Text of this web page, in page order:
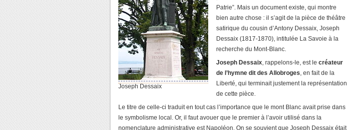
Joseph Dessaix
Patrie”. Mais un document existe, qui montre
bien autre chose : il s’agit de la pièce de théâtre
satirique du cousin d’Antony Dessaix, Joseph
Dessaix (1817-1870), intitulée La Savoie à la
recherche du Mont-Blanc.
Joseph Dessaix, rappelons-le, est lecréateur
de l’hymne dit des Allobroges, en fait de la
Liberté, qui terminait justement la représentation
de cette pièce.
Le titre de celle-ci traduit en tout cas l’importance que le mont Blanc avait prise dans
le symbolisme local. Or, il faut avouer que le premier à l’avoir utilisé dans la
nomenclature administrative est Napoléon. On se souvient que Joseph Dessaix était